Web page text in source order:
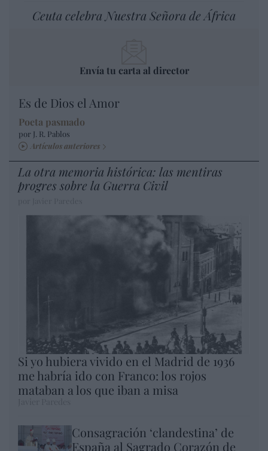
Ceuta celebra Nuestra Señora de África
Envía tu carta al director
Es de Dios el Amor
Poeta pasmado
por J. R. Pablos
Artículos anteriores
La otra memoria histórica: las mentiras
progres sobre la Guerra Civil
Si yo hubiera vivido en el Madrid de 1936
me habría ido con Franco: los rojos
mataban a los que iban a misa
Consagración ‘clandestina’ de
España al Sagrado Corazón de